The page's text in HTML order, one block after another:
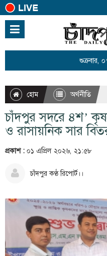
শুক্রবার,
হোম
জাতীয়
আন্তর্জাতিক
রাজনীতি
খেলাধুলা
বিনোদন
অর্থনীতি
শিক্ষা
সারাদেশ
সম্পাদকীয়
হোম অর্থনীতি
চাঁদপুর সদরে ৪শ’
ও রাসায়নিক সার
প্রকাশ : ০১ এপ্রিল ২০২৬, ২১:৫৮
চাঁদপুর কণ্ঠ রিপোর্ট।।